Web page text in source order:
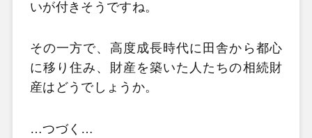
いが付きそうですね。
その一方で、高度成長時代に田舎から都心
に移り住み、財産を築いた人たちの相続財
産はどうでしょうか。
…つづく…